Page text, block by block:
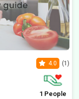
4.0 (1)
1 People